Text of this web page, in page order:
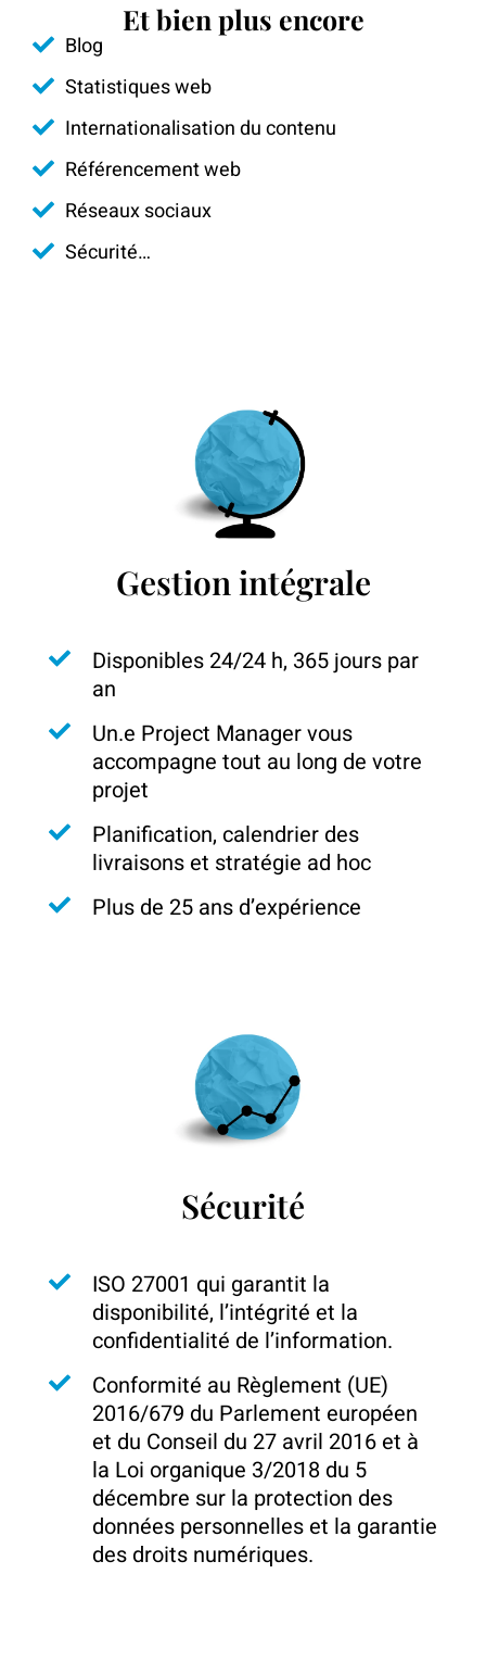
Et bien plus encore
Blog
Statistiques web
Internationalisation du contenu
Référencement web
Réseaux sociaux
Sécurité…
Gestion intégrale
Disponibles 24/24 h, 365 jours par
an
Un.e Project Manager vous
accompagne tout au long de votre
projet
Planification, calendrier des
livraisons et stratégie ad hoc
Plus de 25 ans d’expérience
Sécurité
ISO 27001 qui garantit la
disponibilité, l’intégrité et la
confidentialité de l’information.
Conformité au Règlement (UE)
2016/679 du Parlement européen
et du Conseil du 27 avril 2016 et à
la Loi organique 3/2018 du 5
décembre sur la protection des
données personnelles et la garantie
des droits numériques.